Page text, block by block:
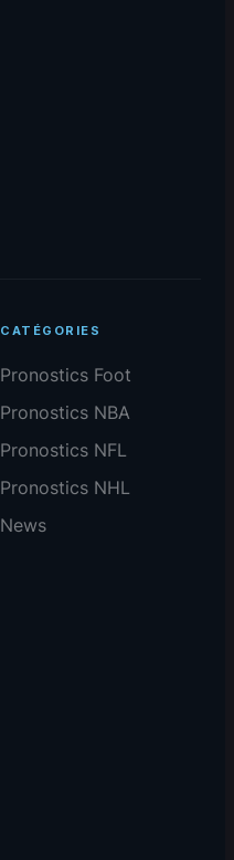
CATÉGORIES
Pronostics Foot
Pronostics NBA
Pronostics NFL
Pronostics NHL
News